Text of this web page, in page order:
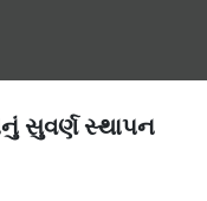
સુવર્ણ સ્થાપન